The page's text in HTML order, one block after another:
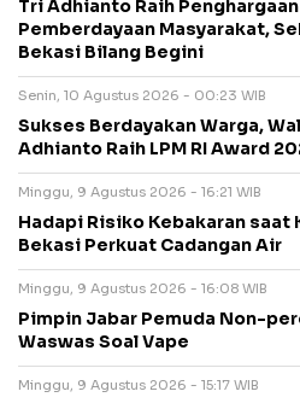
Tri Adhianto Raih
Pemberdayaan Masyarakat,
Bekasi Bilang Begini
Senin, 10 Agustus 2026 - 00:23 WIB
Sukses Berdayakan Warga,
Adhianto Raih LPM RI Award
Minggu, 9 Agustus 2026 - 16:21 WIB
Hadapi Risiko Kebakaran saat
Bekasi Perkuat Cadangan Air
Minggu, 9 Agustus 2026 - 16:08 WIB
Pimpin Jabar Pemuda Non-
Waswas Soal Vape
Minggu, 9 Agustus 2026 - 15:17 WIB